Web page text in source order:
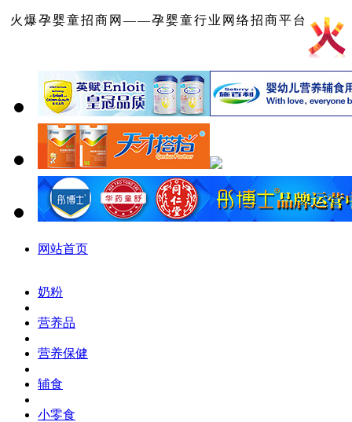
火爆孕婴童招商网——孕婴童行业网络招商平台
网站首页
奶粉
营养品
营养保健
辅食
小零食